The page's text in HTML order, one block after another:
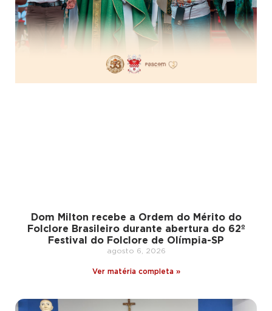
Dom Milton recebe a Ordem do Mérito do
Folclore Brasileiro durante abertura do 62º
Festival do Folclore de Olímpia-SP
agosto 6, 2026
Ver matéria completa »